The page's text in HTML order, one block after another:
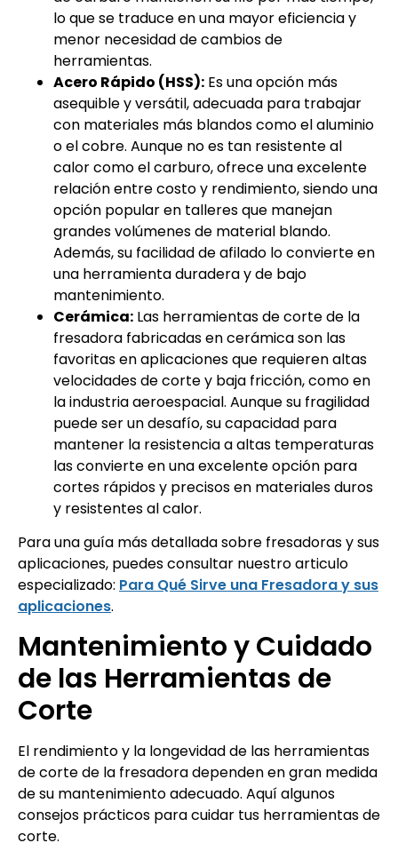
lo que se traduce en una mayor eficiencia y
menor necesidad de cambios de
herramientas.
Acero Rápido (HSS): Es una opción más
asequible y versátil, adecuada para trabajar
con materiales más blandos como el aluminio
o el cobre. Aunque no es tan resistente al
calor como el carburo, ofrece una excelente
relación entre costo y rendimiento, siendo una
opción popular en talleres que manejan
grandes volúmenes de material blando.
Además, su facilidad de afilado lo convierte en
una herramienta duradera y de bajo
mantenimiento.
Cerámica: Las herramientas de corte de la
fresadora fabricadas en cerámica son las
favoritas en aplicaciones que requieren altas
velocidades de corte y baja fricción, como en
la industria aeroespacial. Aunque su fragilidad
puede ser un desafío, su capacidad para
mantener la resistencia a altas temperaturas
las convierte en una excelente opción para
cortes rápidos y precisos en materiales duros
y resistentes al calor.
Para una guía más detallada sobre fresadoras y sus
aplicaciones, puedes consultar nuestro articulo
especializado: Para Qué Sirve una Fresadora y sus
aplicaciones.
Mantenimiento y Cuidado
de las Herramientas de
Corte
El rendimiento y la longevidad de las herramientas
de corte de la fresadora dependen en gran medida
de su mantenimiento adecuado. Aquí algunos
consejos prácticos para cuidar tus herramientas de
corte.